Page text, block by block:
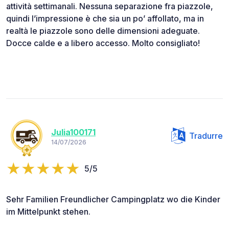
attività settimanali. Nessuna separazione fra piazzole,
quindi l’impressione è che sia un po’ affollato, ma in
realtà le piazzole sono delle dimensioni adeguate.
Docce calde e a libero accesso. Molto consigliato!
Julia100171
14/07/2026
Tradurre
5/5
Sehr Familien Freundlicher Campingplatz wo die Kinder
im Mittelpunkt stehen.